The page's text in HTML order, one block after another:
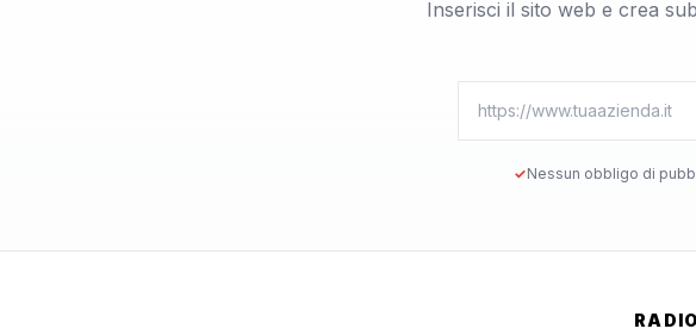
Inserisci il sito web e crea
✓Nessun obbligo di